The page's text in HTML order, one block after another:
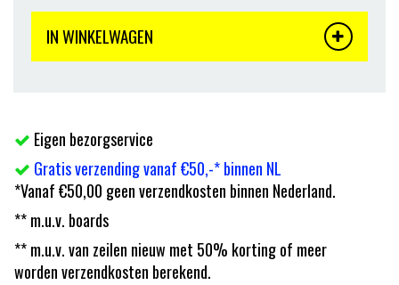
IN WINKELWAGEN
Eigen bezorgservice
Gratis verzending vanaf €50,-* binnen NL
*Vanaf €50,00 geen verzendkosten binnen Nederland.
** m.u.v. boards
** m.u.v. van zeilen nieuw met 50% korting of meer
worden verzendkosten berekend.